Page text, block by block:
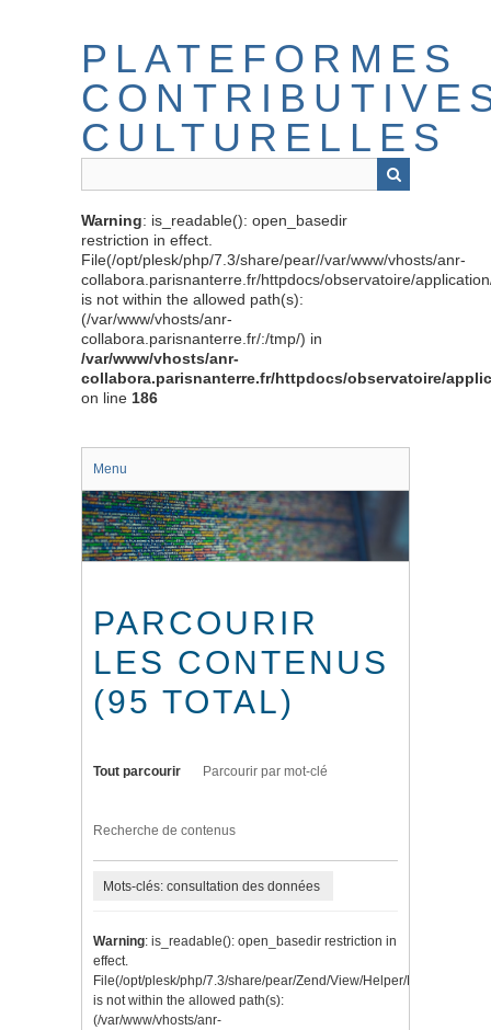
PLATEFORMES
CULTURELLES
Warning: is_readable(): open_basedir
restriction in effect.
File(/opt/plesk/php/7.3/share/pear//var/www/vhosts/anr-
collabora.parisnanterre.fr/httpdocs/observatoire/
is not within the allowed path(s):
(/var/www/vhosts/anr-
collabora.parisnanterre.fr/:/tmp/) in
/var/www/vhosts/anr-
collabora.parisnanterre.fr/httpdocs/observatoire/
on line 186
Menu
PARCOURIR
LES CONTENUS
(95 TOTAL)
Tout parcourir Parcourir par mot-clé
Recherche de contenus
Mots-clés: consultation des données
Warning: is_readable(): open_basedir restriction in
effect.
File(/opt/plesk/php/7.3/share/pear/Zend/View/Helper/Navigation/
is not within the allowed path(s):
(/var/www/vhosts/anr-